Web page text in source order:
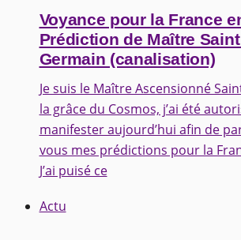
Voyance pour la France
Prédiction de Maître
Germain (canalisation)
Je suis le Maître Ascensionné
la grâce du Cosmos, j’ai été
manifester aujourd’hui afin de
vous mes prédictions pour la
J’ai puisé ce
Actu